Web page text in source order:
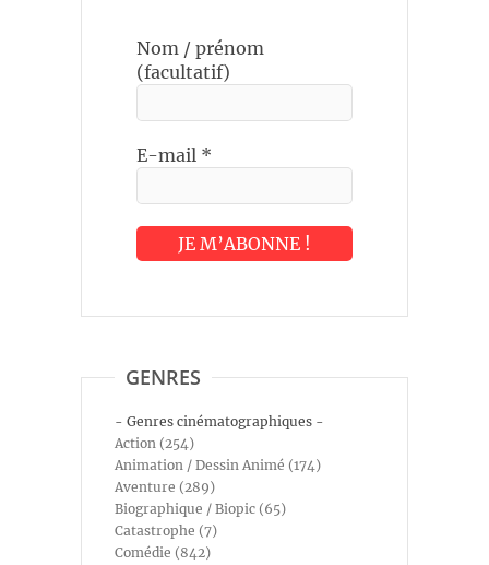
Nom / prénom
(facultatif)
E-mail *
GENRES
- Genres cinématographiques -
Action (254)
Animation / Dessin Animé (174)
Aventure (289)
Biographique / Biopic (65)
Catastrophe (7)
Comédie (842)